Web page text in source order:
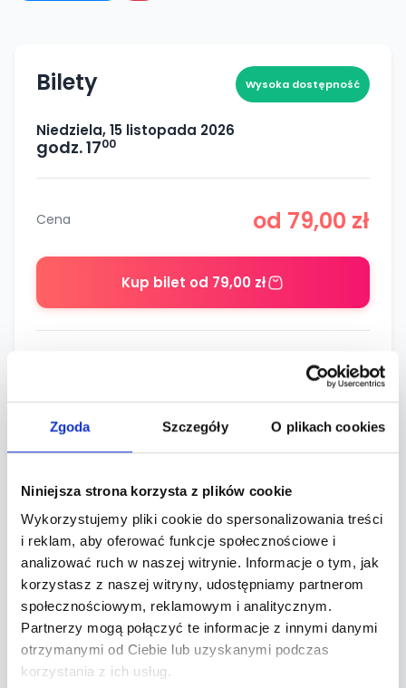
Zgoda Szczegóły O plikach cookies
Niniejsza strona korzysta z plików cookie
Wykorzystujemy pliki cookie do spersonalizowania treści
i reklam, aby oferować funkcje społecznościowe i
analizować ruch w naszej witrynie. Informacje o tym, jak
korzystasz z naszej witryny, udostępniamy partnerom
społecznościowym, reklamowym i analitycznym.
Partnerzy mogą połączyć te informacje z innymi danymi
otrzymanymi od Ciebie lub uzyskanymi podczas
korzystania z ich usług.
Bilety Wysoka dostępność
Niedziela, 15 listopada 2026
godz. 1700
Cena od 79,00 zł
Kup bilet od 79,00 zł
👉 Zmiana Klimatu obchodzi swoje 13 urodziny, z
kolei zespół Armia świętuje 35 lecie płyty
Legenda. Postanowiliśmy połączyć siły i zrobić
mega koncert!
👉Zespół ARMIApowstał w 1984 roku na skutek
zetknięcia trzech osobowości naszej niezależnej sceny: